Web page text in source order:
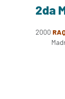
2da
2000